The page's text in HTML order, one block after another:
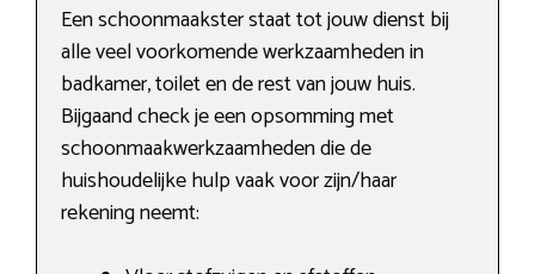
Een schoonmaakster staat tot jouw dienst bij
alle veel voorkomende werkzaamheden in
badkamer, toilet en de rest van jouw huis.
Bijgaand check je een opsomming met
schoonmaakwerkzaamheden die de
huishoudelijke hulp vaak voor zijn/haar
rekening neemt: